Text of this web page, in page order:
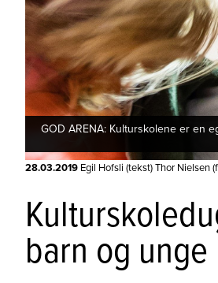
GOD ARENA: Kulturskolene er en
28.03.2019 Egil Hofsli (tekst) Thor Nielsen
barn og